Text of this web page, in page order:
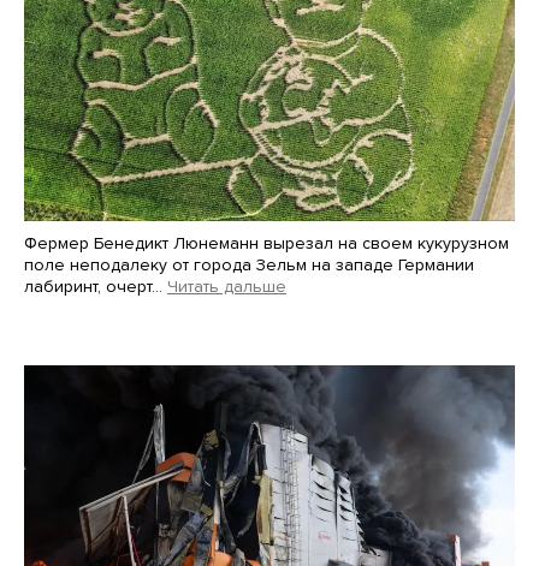
Фермер Бенедикт Люнеманн вырезал на своем кукурузном
поле неподалеку от города Зельм на западе Германии
лабиринт, очерт… Читать дальше